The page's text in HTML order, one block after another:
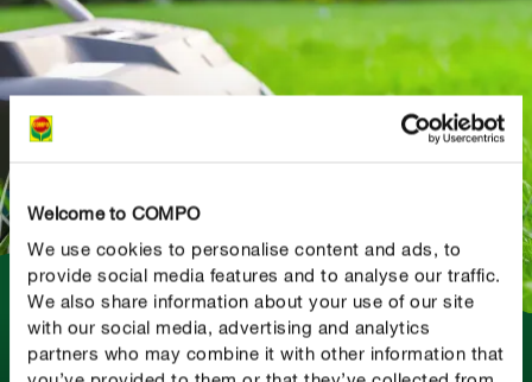
Welcome to COMPO
We use cookies to personalise content and ads, to
provide social media features and to analyse our traffic.
We also share information about your use of our site
with our social media, advertising and analytics
partners who may combine it with other information that
BODEMSTRUCTUUR GOED BEHOUDEN?
Verticuteren kan echt wonderen doen